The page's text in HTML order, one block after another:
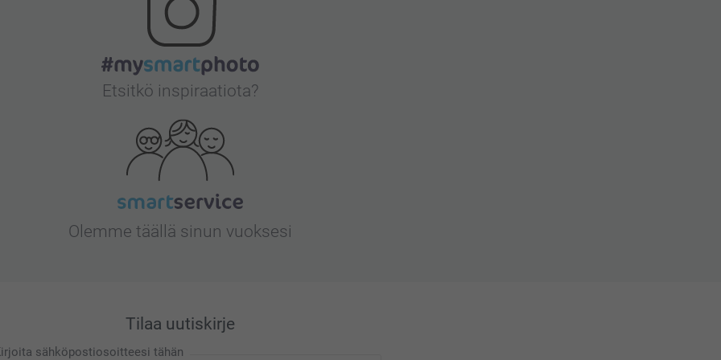
Etsitkö inspiraatiota?
Olemme täällä sinun vuoksesi
Tilaa uutiskirje
sähköpostiosoitteesi tähän